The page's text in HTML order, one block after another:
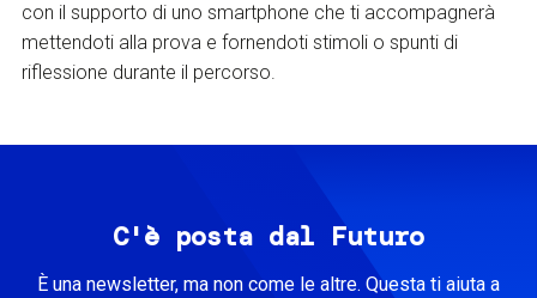
con il supporto di uno smartphone che ti accompagnerà
mettendoti alla prova e fornendoti stimoli o spunti di
riflessione durante il percorso.
C'è posta dal Futuro
È una newsletter, ma non come le altre. Questa ti aiuta a